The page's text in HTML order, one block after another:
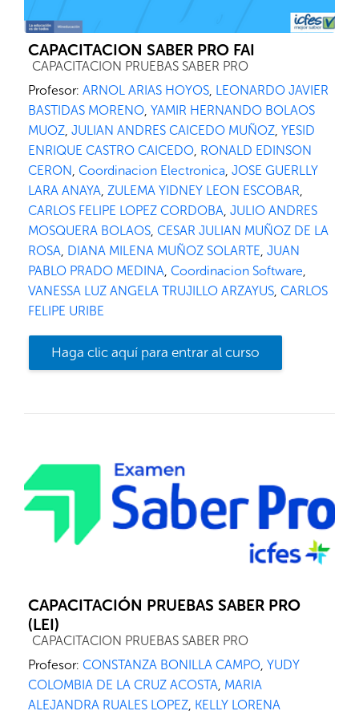
CAPACITACION SABER PRO FAI
Categoría de cursos
CAPACITACION PRUEBAS SABER PRO
Profesor: ARNOL ARIAS HOYOS, LEONARDO JAVIER
BASTIDAS MORENO, YAMIR HERNANDO BOLAOS
MUOZ, JULIAN ANDRES CAICEDO MUÑOZ, YESID
ENRIQUE CASTRO CAICEDO, RONALD EDINSON
CERON, Coordinacion Electronica, JOSE GUERLLY
LARA ANAYA, ZULEMA YIDNEY LEON ESCOBAR,
CARLOS FELIPE LOPEZ CORDOBA, JULIO ANDRES
MOSQUERA BOLAOS, CESAR JULIAN MUÑOZ DE LA
ROSA, DIANA MILENA MUÑOZ SOLARTE, JUAN
PABLO PRADO MEDINA, Coordinacion Software,
VANESSA LUZ ANGELA TRUJILLO ARZAYUS, CARLOS
FELIPE URIBE
Haga clic aquí para entrar al curso
CAPACITACIÓN PRUEBAS SABER PRO
(LEI)
Categoría de cursos
CAPACITACION PRUEBAS SABER PRO
Profesor: CONSTANZA BONILLA CAMPO YUDY
COLOMBIA DE LA CRUZ ACOSTA MARIA
ALEJANDRA RUALES LOPEZ KELLY LORENA